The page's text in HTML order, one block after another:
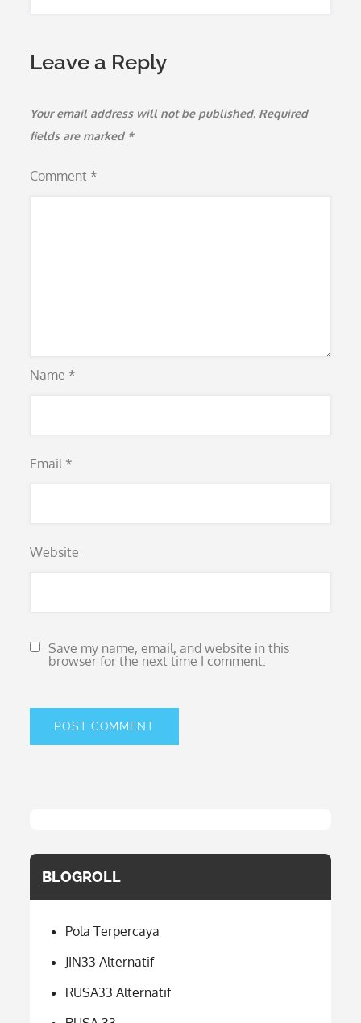
Leave a Reply
Your email address will not be published. Required
fields are marked *
Comment *
Name *
Email *
Website
Save my name, email, and website in this
browser for the next time I comment.
BLOGROLL
Pola Terpercaya
JIN33 Alternatif
RUSA33 Alternatif